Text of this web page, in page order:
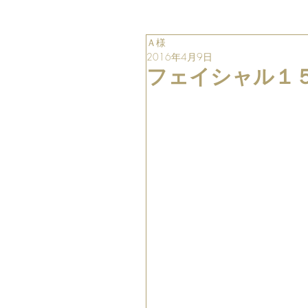
フェイシャル１
Ａ様
2016年4月9日